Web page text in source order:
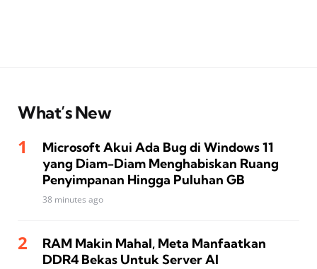
What’s New
Microsoft Akui Ada Bug di Windows 11
yang Diam-Diam Menghabiskan Ruang
Penyimpanan Hingga Puluhan GB
38 minutes ago
RAM Makin Mahal, Meta Manfaatkan
DDR4 Bekas Untuk Server AI